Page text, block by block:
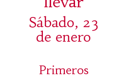
Sábado, 23
de enero
Primeros